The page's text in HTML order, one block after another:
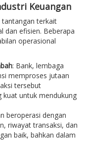
Keuangan
tantangan terkait
dan efisien. Beberapa
operasional
: Bank, lembaga
memproses jutaan
tersebut
untuk mendukung
beroperasi dengan
riwayat transaksi, dan
baik, bahkan dalam